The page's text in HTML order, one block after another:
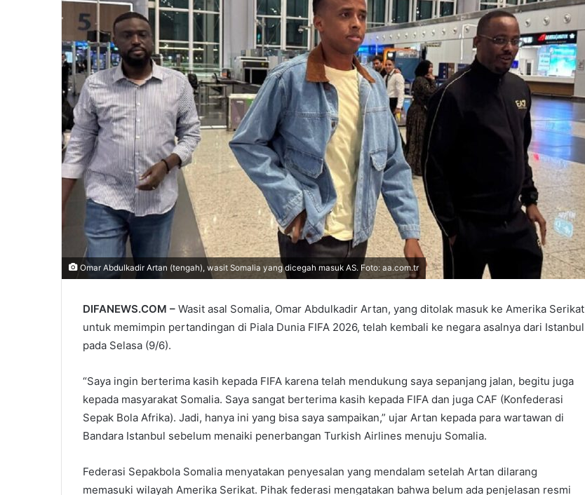
Omar Abdulkadir Artan (tengah), wasit Somalia yang dicegah masuk AS. Foto: aa.com.tr
DIFANEWS.COM – Wasit asal Somalia, Omar Abdulkadir Artan, yang ditolak masuk ke Amerika Serikat
untuk memimpin pertandingan di Piala Dunia FIFA 2026, telah kembali ke negara asalnya dari Istanbul
pada Selasa (9/6).
“Saya ingin berterima kasih kepada FIFA karena telah mendukung saya sepanjang jalan, begitu juga
kepada masyarakat Somalia. Saya sangat berterima kasih kepada FIFA dan juga CAF (Konfederasi
Sepak Bola Afrika). Jadi, hanya ini yang bisa saya sampaikan,” ujar Artan kepada para wartawan di
Bandara Istanbul sebelum menaiki penerbangan Turkish Airlines menuju Somalia.
Federasi Sepakbola Somalia menyatakan penyesalan yang mendalam setelah Artan dilarang
memasuki wilayah Amerika Serikat. Pihak federasi mengatakan bahwa belum ada penjelasan resmi